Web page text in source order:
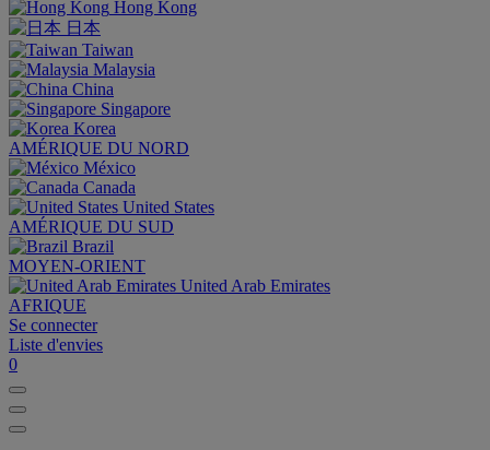
Hong Kong
日本
Taiwan
Malaysia
China
Singapore
Korea
AMÉRIQUE DU NORD
México
Canada
United States
AMÉRIQUE DU SUD
Brazil
MOYEN-ORIENT
United Arab Emirates
AFRIQUE
Se connecter
Liste d'envies
0